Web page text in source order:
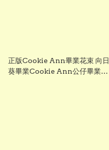
正版Cookie Ann畢業花束 向日
葵畢業Cookie Ann公仔畢業針